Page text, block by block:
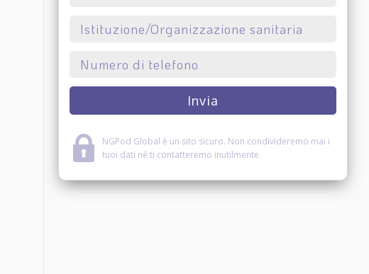
NGPod Global è un sito sicuro. Non condivideremo mai i
tuoi dati né ti contatteremo inutilmente.